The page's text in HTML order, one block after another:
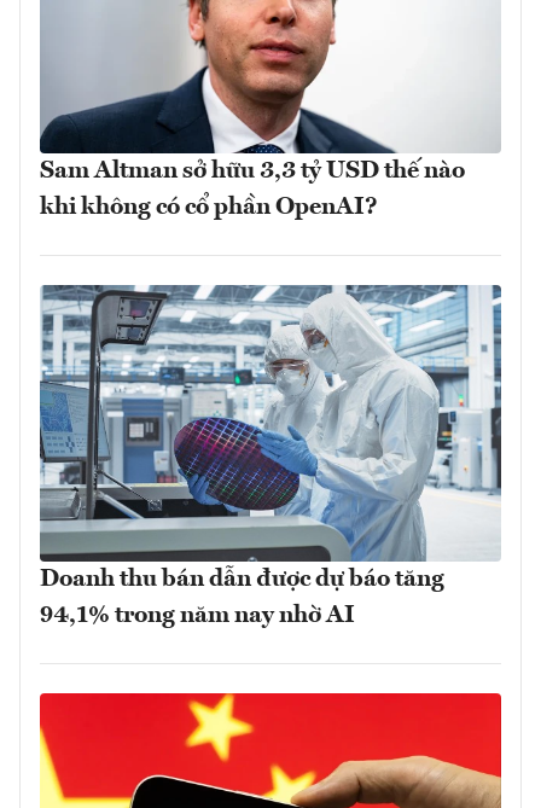
Sam Altman sở hữu 3,3 tỷ USD thế nào
khi không có cổ phần OpenAI?
Doanh thu bán dẫn được dự báo tăng
94,1% trong năm nay nhờ AI